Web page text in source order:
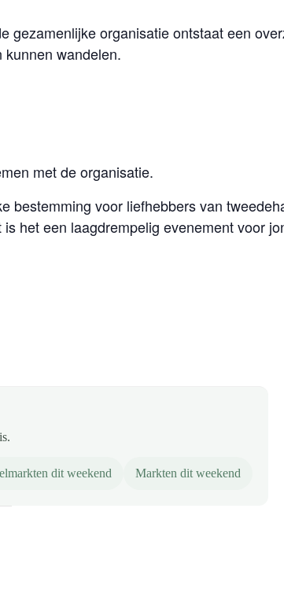
gezamenlijke organisatie ontstaat een
wandelen.
met de organisatie.
bestemming voor liefhebbers van
het een laagdrempelig evenement voor
dit weekend Markten dit weekend